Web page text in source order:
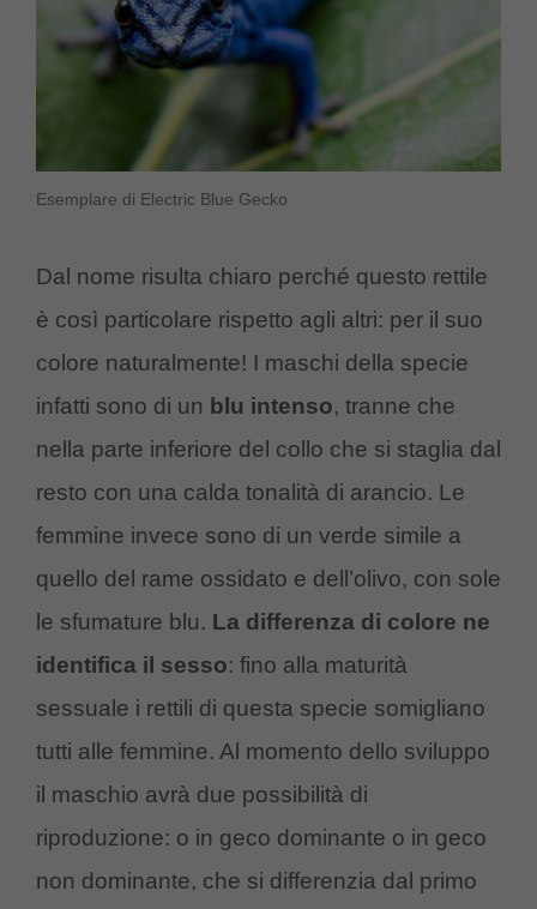
Esemplare di Electric Blue Gecko
Dal nome risulta chiaro perché questo rettile
è così particolare rispetto agli altri: per il suo
colore naturalmente! I maschi della specie
infatti sono di un blu intenso, tranne che
nella parte inferiore del collo che si staglia dal
resto con una calda tonalità di arancio. Le
femmine invece sono di un verde simile a
quello del rame ossidato e dell’olivo, con sole
le sfumature blu. La differenza di colore ne
identifica il sesso: fino alla maturità
sessuale i rettili di questa specie somigliano
tutti alle femmine. Al momento dello sviluppo
il maschio avrà due possibilità di
riproduzione: o in geco dominante o in geco
non dominante, che si differenzia dal primo